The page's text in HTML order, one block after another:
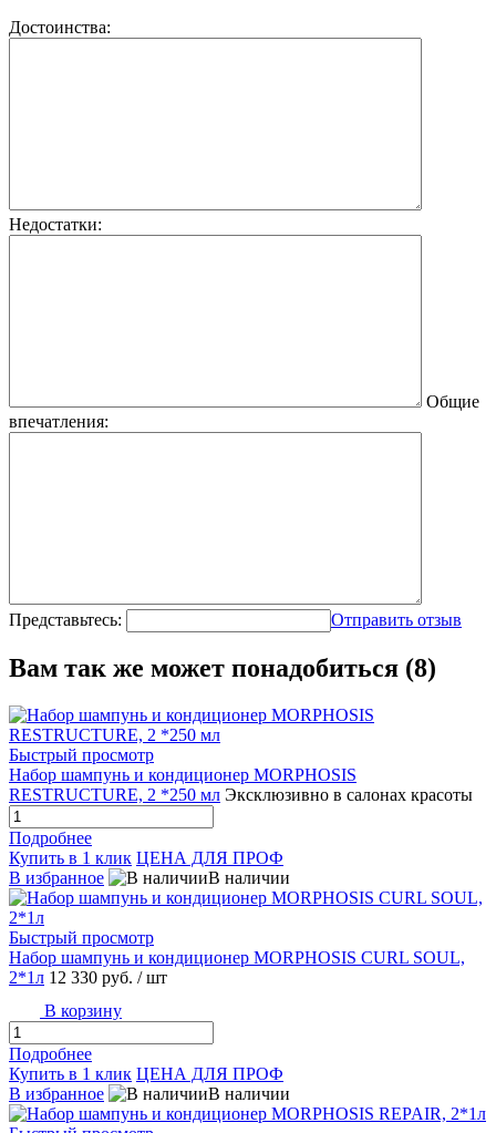
Достоинства:
Недостатки:
Общие
впечатления:
Представьтесь: Отправить отзыв
Вам так же может понадобиться (8)
Быстрый просмотр
Набор шампунь и кондиционер MORPHOSIS
RESTRUCTURE, 2 *250 мл Эксклюзивно в салонах красоты
Подробнее
Купить в 1 клик ЦЕНА ДЛЯ ПРОФ
В избранное
В наличии
Быстрый просмотр
Набор шампунь и кондиционер MORPHOSIS CURL SOUL,
2*1л 12 330 руб. / шт
В корзину
Подробнее
Купить в 1 клик ЦЕНА ДЛЯ ПРОФ
В избранное
В наличии